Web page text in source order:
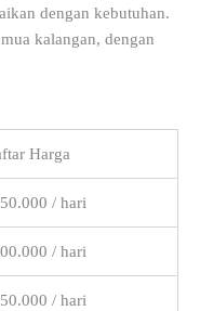
dengan kebutuhan.
kalangan, dengan
Harga
/ hari
/ hari
/ hari